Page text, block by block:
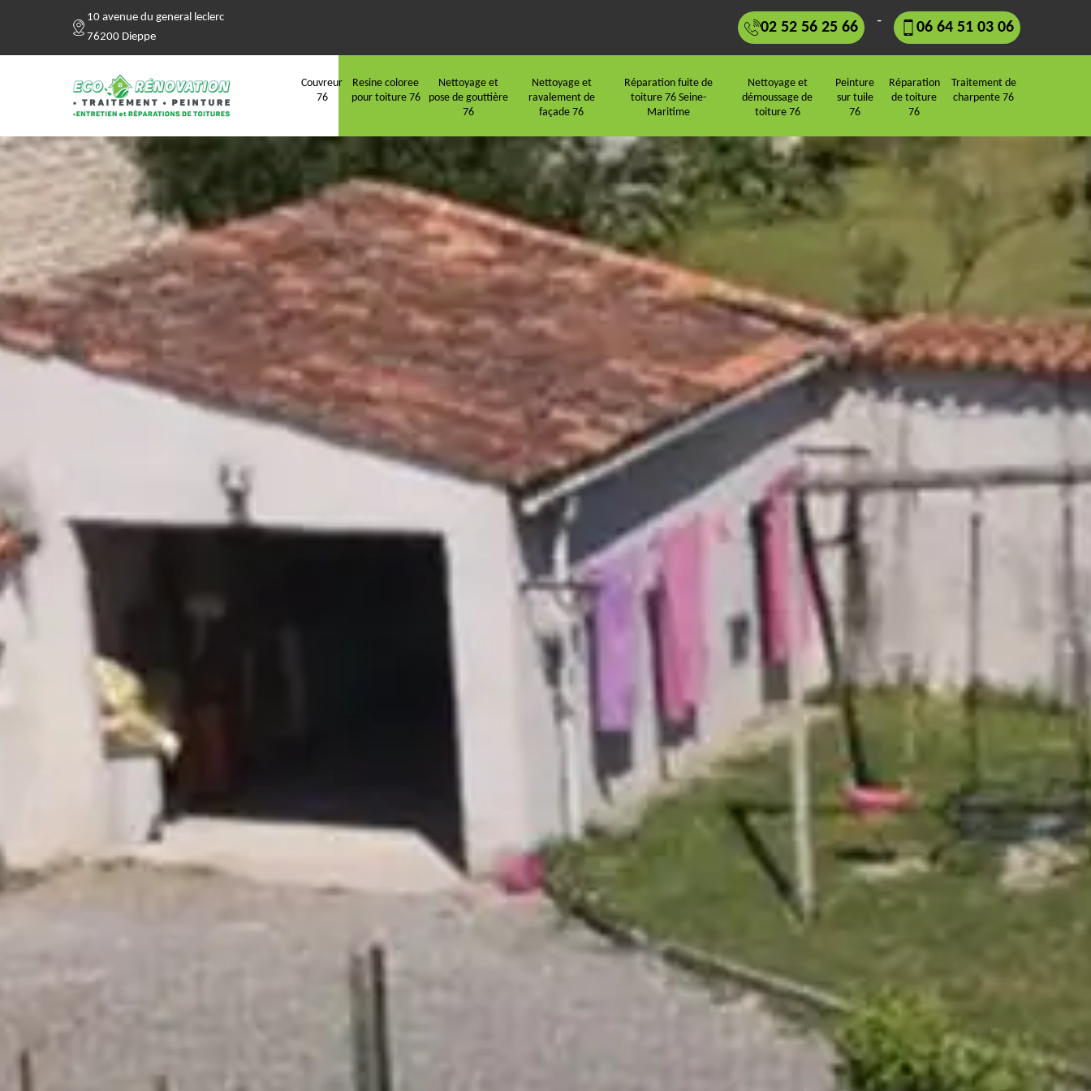
10 avenue du general leclerc
76200 Dieppe
02 52 56 25 66 - 06 64 51 03 06
Couvreur
76
Resine coloree
pour toiture 76
Nettoyage et
pose de gouttière
76
Nettoyage et
ravalement de
façade 76
Réparation fuite de
toiture 76 Seine-
Maritime
Nettoyage et
démoussage de
toiture 76
Peinture
sur tuile
76
Réparation
de toiture
76
Traitement de
charpente 76